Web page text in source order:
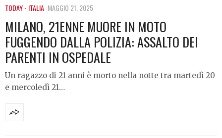
TODAY - ITALIA MAGGIO 21, 2025
MILANO, 21ENNE MUORE IN MOTO
FUGGENDO DALLA POLIZIA: ASSALTO DEI
PARENTI IN OSPEDALE
Un ragazzo di 21 anni è morto nella notte tra martedì 20
e mercoledì 21…